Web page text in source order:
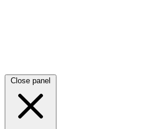
Close panel